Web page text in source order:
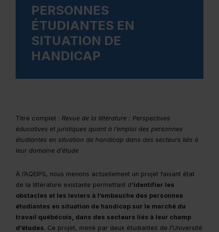
PERSONNES
ÉTUDIANTES EN
SITUATION DE
HANDICAP
Titre complet : Revue de la littérature : Perspectives
éducatives et juridiques quant à l’emploi des personnes
étudiantes en situation de handicap dans des secteurs liés à
leur domaine d’étude
À l’AQEIPS, nous menons actuellement un projet faisant état
de la littérature existante permettant d’identifier les
obstacles et les leviers à l’embauche des personnes
étudiantes en situation de handicap sur le marché du
travail québécois, dans des secteurs liés à leur champ
d’études. Ce projet, mené par deux étudiantes de l’Université